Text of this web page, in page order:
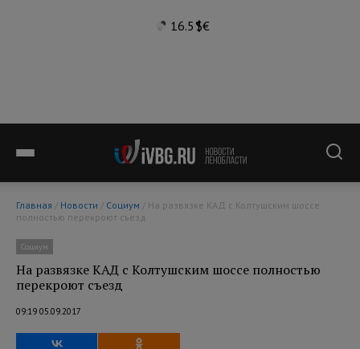
16.5°$€
Главная / Новости / Социум
полностью перекроют съезд
Социум
На развязке КАД с Колтушским шоссе полностью
перекроют съезд
09:19 05.09.2017